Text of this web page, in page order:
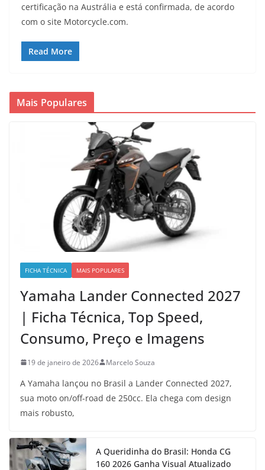
certificação na Austrália e está confirmada, de acordo
com o site Motorcycle.com.
Read More
Mais Populares
FICHA TÉCNICA MAIS POPULARES
Yamaha Lander Connected 2027
| Ficha Técnica, Top Speed,
Consumo, Preço e Imagens
19 de janeiro de 2026 Marcelo Souza
A Yamaha lançou no Brasil a Lander Connected 2027,
sua moto on/off-road de 250cc. Ela chega com design
mais robusto,
A Queridinha do Brasil: Honda CG
160 2026 Ganha Visual Atualizado